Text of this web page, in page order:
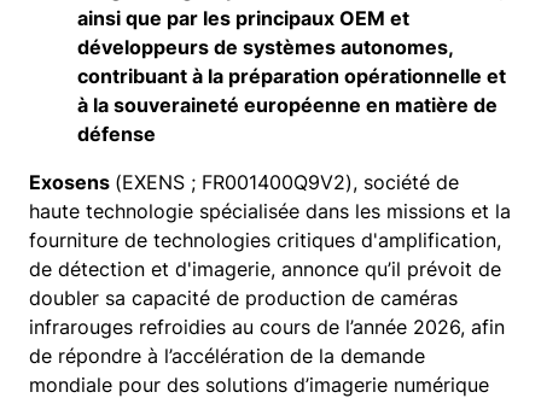
ainsi que par les principaux OEM et
développeurs de systèmes autonomes,
contribuant à la préparation opérationnelle et
à la souveraineté européenne en matière de
défense
Exosens (EXENS ; FR001400Q9V2), société de
haute technologie spécialisée dans les missions et la
fourniture de technologies critiques d'amplification,
de détection et d'imagerie, annonce qu’il prévoit de
doubler sa capacité de production de caméras
infrarouges refroidies au cours de l’année 2026, afin
de répondre à l’accélération de la demande
mondiale pour des solutions d’imagerie numérique